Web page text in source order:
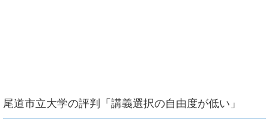
尾道市立大学の評判「講義選択の自由度が低い」